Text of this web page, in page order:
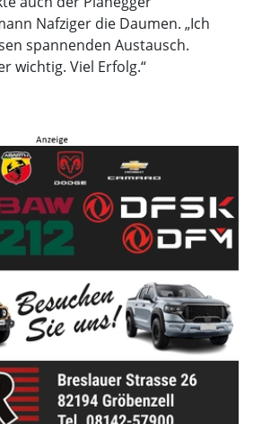
Nafziger die Daumen. „Ich
spannenden Austausch.
wichtig. Viel Erfolg.“